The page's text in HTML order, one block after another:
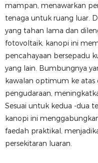
mampan, menawarkan
tenaga untuk ruang luar.
yang tahan lama dan
fotovoltaik, kanopi ini
pencahayaan bersepadu
yang lain. Bumbungnya
kawalan optimum ke atas
pengudaraan,
Sesuai untuk kedua -dua
kanopi ini
faedah praktikal,
persekitaran luaran.